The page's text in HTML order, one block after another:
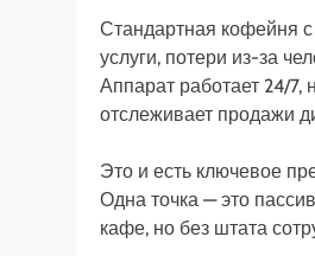
Стандартная кофейня
услуги, потери из-за
Аппарат работает 24/7,
отслеживает продажи
Это и есть ключевое
Одна точка — это
кафе, но без штата